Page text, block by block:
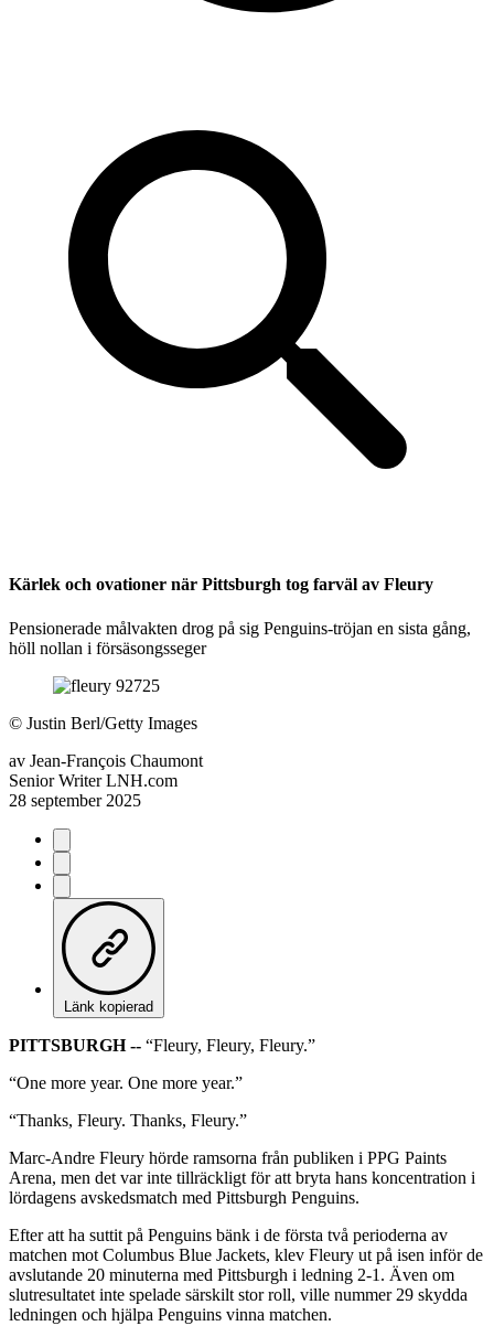
Kärlek och ovationer när Pittsburgh tog farväl av Fleury
Pensionerade målvakten drog på sig Penguins-tröjan en sista gång,
höll nollan i försäsongsseger
© Justin Berl/Getty Images
av Jean-François Chaumont
Senior Writer LNH.com
28 september 2025
Länk kopierad
PITTSBURGH -- “Fleury, Fleury, Fleury.”
“One more year. One more year.”
“Thanks, Fleury. Thanks, Fleury.”
Marc-Andre Fleury hörde ramsorna från publiken i PPG Paints
Arena, men det var inte tillräckligt för att bryta hans koncentration i
lördagens avskedsmatch med Pittsburgh Penguins.
Efter att ha suttit på Penguins bänk i de första två perioderna av
matchen mot Columbus Blue Jackets, klev Fleury ut på isen inför de
avslutande 20 minuterna med Pittsburgh i ledning 2-1. Även om
slutresultatet inte spelade särskilt stor roll, ville nummer 29 skydda
ledningen och hjälpa Penguins vinna matchen.